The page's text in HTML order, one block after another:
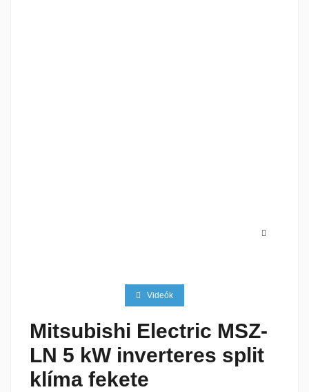
Videók
Mitsubishi Electric MSZ-
LN 5 kW inverteres split
klíma fekete